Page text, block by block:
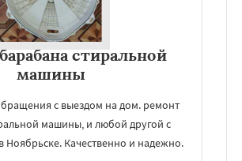
стиральной
машины
с выездом на дом. ремонт
машины, и любой другой с
Ноябрьске. Качественно и надежно.